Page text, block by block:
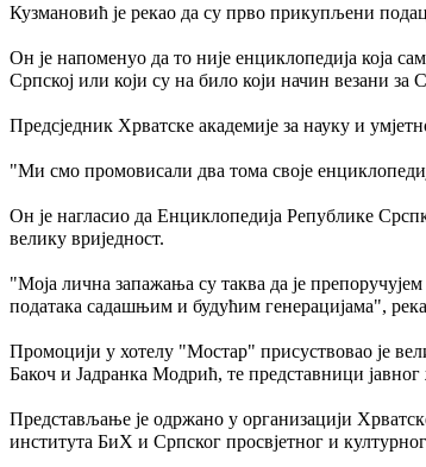
Кузмановић је рекао да су прво прикупљени
Он је напоменуо да то није енциклопедија која
Српској или који су на било који начин везани за
Предсједник Хрватске академије за науку и
"Ми смо промовисали два тома своје
Он је нагласио да Енциклопедија Републике
велику вриједност.
"Моја лична запажања су таква да је
података садашњим и будућим генерацијама",
Промоцији у хотелу "Мостар" присуствовао је
Бакоч и Јадранка Модрић, те представници јавног
Представљање је одржано у организацији
института БиХ и Српског просвјетног и